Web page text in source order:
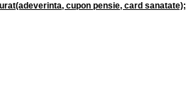
cupon pensie, card sanatate);